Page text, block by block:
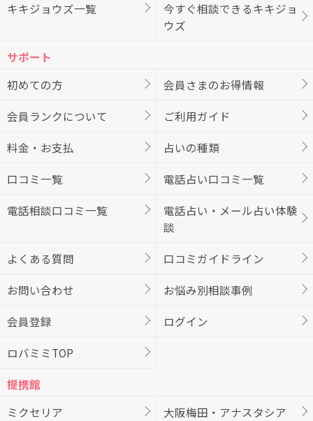
キキジョウズ一覧
今すぐ相談できるキキジョ
ウズ
サポート
初めての方
会員さまのお得情報
会員ランクについて ご利用ガイド
料金・お支払 占いの種類
口コミ一覧 電話占い口コミ一覧
電話相談口コミ一覧
電話占い・メール占い体験
談
よくある質問 口コミガイドライン
お問い合わせ お悩み別相談事例
会員登録 ログイン
ロバミミTOP
提携館
ミクセリア
大阪梅田・アナスタシア